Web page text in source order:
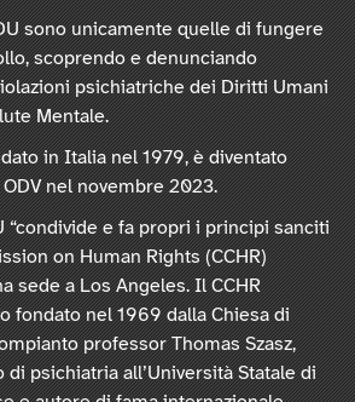
sono unicamente quelle di fungere
scoprendo e denunciando
psichiatriche dei Diritti Umani
Mentale.
in Italia nel 1979, è diventato
nel novembre 2023.
“condivide e fa propri i principi sanciti
on Human Rights (CCHR)
sede a Los Angeles. Il CCHR
fondato nel 1969 dalla Chiesa di
professor Thomas Szasz,
psichiatria all’Università Statale di